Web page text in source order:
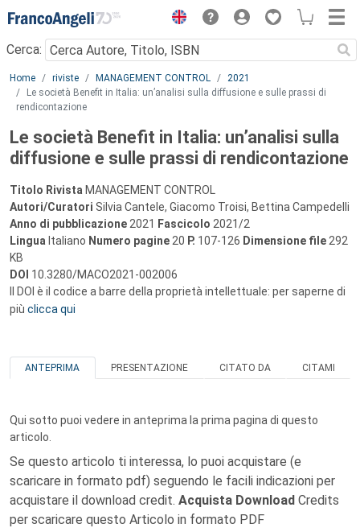
Menu
Cerca:
Main content
Home riviste MANAGEMENT CONTROL
2021
Le società Benefit in Italia: un’analisi sulla diffusione e sulle prassi di
rendicontazione
Le società Benefit in Italia: un’analisi sulla
diffusione e sulle prassi di rendicontazione
Titolo Rivista MANAGEMENT CONTROL
Autori/Curatori Silvia Cantele, Giacomo Troisi, Bettina Campedelli
Anno di pubblicazione 2021 Fascicolo 2021/2
Lingua Italiano Numero pagine 20 P. 107-126 Dimensione file 292
KB
DOI 10.3280/MACO2021-002006
Il DOI è il codice a barre della proprietà intellettuale: per saperne di
più clicca qui
ANTEPRIMA PRESENTAZIONE CITATO DA CITAMI
Qui sotto puoi vedere in anteprima la prima pagina di questo
articolo.
Se questo articolo ti interessa, lo puoi acquistare (e
scaricare in formato pdf) seguendo le facili indicazioni per
acquistare il download credit. Acquista Download Credits
per scaricare questo Articolo in formato PDF